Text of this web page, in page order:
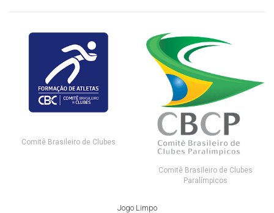
Comitê Brasileiro de Clubes
Comitê Brasileiro de Clubes
Paralímpicos
Jogo Limpo